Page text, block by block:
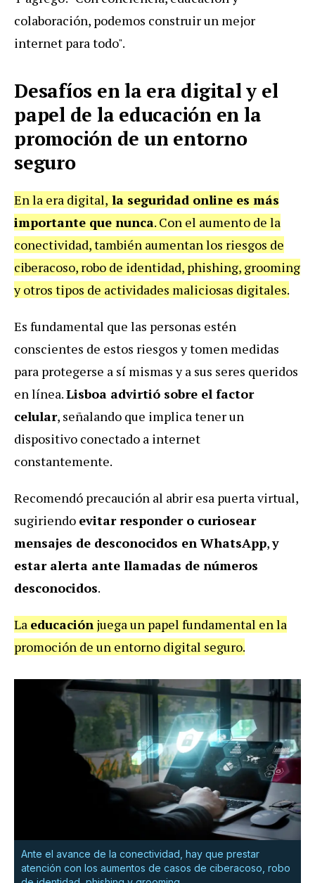
colaboración, podemos construir un mejor
internet para todo".
Desafíos en la era digital y el
papel de la educación en la
promoción de un entorno
seguro
En la era digital, la seguridad online es más
importante que nunca. Con el aumento de la
conectividad, también aumentan los riesgos de
ciberacoso, robo de identidad, phishing, grooming
y otros tipos de actividades maliciosas digitales.
Es fundamental que las personas estén
conscientes de estos riesgos y tomen medidas
para protegerse a sí mismas y a sus seres queridos
en línea.Lisboa advirtió sobre el factor
celular, señalando que implica tener un
dispositivo conectado a internet
constantemente.
Recomendó precaución al abrir esa puerta virtual,
sugiriendo evitar responder o curiosear
mensajes de desconocidos en WhatsApp,y
estar alerta ante llamadas de números
desconocidos.
La educación juega un papel fundamental en la
promoción de un entorno digital seguro.
Ante el avance de la conectividad, hay que prestar
atención con los aumentos de casos de ciberacoso, robo